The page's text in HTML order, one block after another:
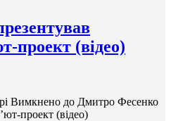
проект (відео)
Вимкнено до Дмитро Фесенко
проект (відео)